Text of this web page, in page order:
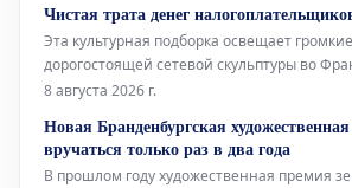
кончине в возрасте 68 лет, что потрясло
мир.
Чистая трата денег
Эта культурная подборка освещает
дорогостоящей сетевой скульптуры во
открывшуюся Галерею Аполлона в Лувре,
Берлинского Фольксбюне,
открытый бассейн. Дебаты во
8 августа 2026 г.
Новая Бранденбургская
вручаться только раз в два года
В прошлом году художественная премия